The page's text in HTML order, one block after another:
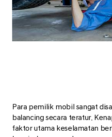
Para pemilik mobil sangat
balancing secara teratur.
faktor utama keselamatan